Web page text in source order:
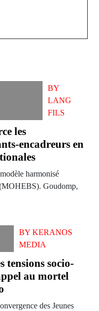
BY
LANG
FILS
les
encadreurs en
harmonisé
Goudomp,
BY KERANOS
MEDIA
tensions socio-
au mortel
des Jeunes